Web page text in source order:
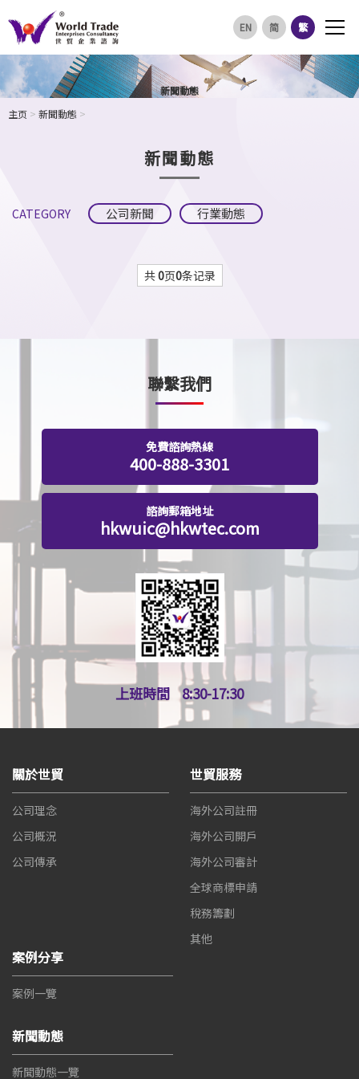
EN 简 繁
新聞動態
主页 > 新聞動態 >
新聞動態
CATEGORY 公司新聞 行業動態
共0页0条记录
聯繫我們
免費諮詢熱線
400-888-3301
諮詢郵箱地址
hkwuic@hkwtec.com
上班時間 8:30-17:30
關於世貿
公司理念
公司概況
公司傳承
世貿服務
海外公司註冊
海外公司開戶
海外公司審計
全球商標申請
稅務籌劃
其他
案例分享
案例一覽
新聞動態
新聞動態一覽